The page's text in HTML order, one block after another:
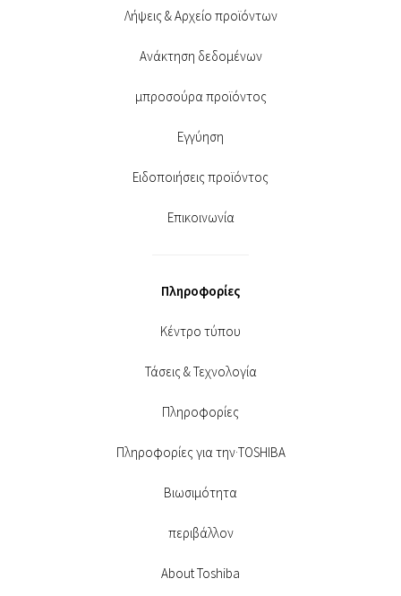
Λήψεις & Αρχείο προϊόντων
Ανάκτηση δεδομένων
μπροσούρα προϊόντος
Εγγύηση
Ειδοποιήσεις προϊόντος
Επικοινωνία
Πληροφορίες
Κέντρο τύπου
Τάσεις & Τεχνολογία
Πληροφορίες
Πληροφορίες για την·TOSHIBA
Βιωσιμότητα
περιβάλλον
About Toshiba